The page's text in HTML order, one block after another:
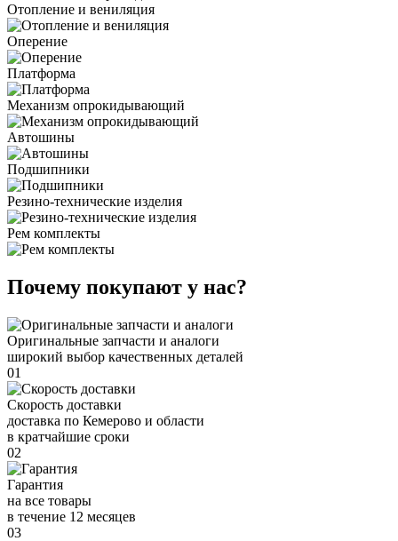
Отопление и вениляция
Оперение
Платформа
Механизм опрокидывающий
Автошины
Подшипники
Резино-технические изделия
Рем комплекты
Почему покупают у нас?
Оригинальные запчасти и аналоги
широкий выбор качественных деталей
01
Скорость доставки
доставка по Кемерово и области
в кратчайшие сроки
02
Гарантия
на все товары
в течение 12 месяцев
03